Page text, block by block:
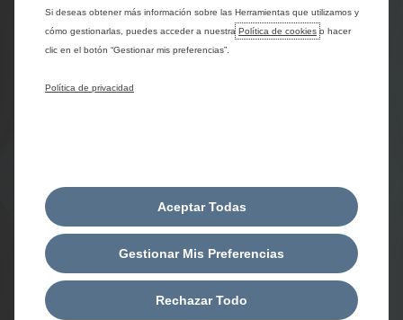
Si deseas obtener más información sobre las Herramientas que utilizamos y
cómo gestionarlas, puedes acceder a nuestra Política de cookies o hacer
clic en el botón “Gestionar mis preferencias”.
Política de privacidad
Gestionar Mis Preferencias
Aceptar Todas
Rechazar Todo